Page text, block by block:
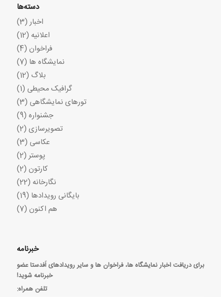
دسته‌ها
اخبار (3)
اعلانیه (12)
فراخوان (4)
نمایشگاه ها (7)
بلاگ (12)
گرافیک محیطی (1)
تورهای نمایشگاهی (3)
جشنواره (9)
تصویرسازی (2)
عکاسی (3)
پوستر (2)
کارتون (2)
نگارخانه (22)
بایگانی رویدادها (19)
هم اکنون (7)
خبرنامه
برای دریافت اخبار نمایشگاه ها، فراخوان ها و سایر رویدادهای اَفدستا عضو
خبرنامه شوید!
تلفن همراه: